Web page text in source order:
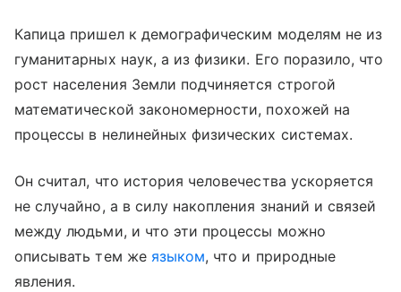
Капица пришел к демографическим моделям не из
гуманитарных наук, а из физики. Его поразило, что
рост населения Земли подчиняется строгой
математической закономерности, похожей на
процессы в нелинейных физических системах.
Он считал, что история человечества ускоряется
не случайно, а в силу накопления знаний и связей
между людьми, и что эти процессы можно
описывать тем же языком, что и природные
явления.